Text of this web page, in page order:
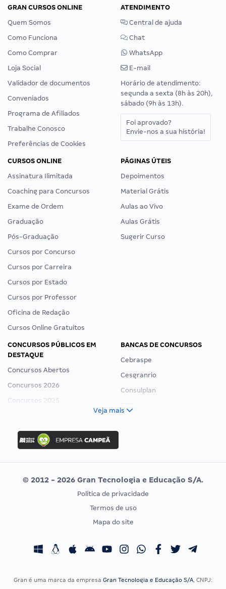
GRAN CURSOS ONLINE
Quem Somos
Como Funciona
Como Comprar
Loja Social
Validador de documentos
Conveniados
Programa de Afiliados
Trabalhe Conosco
Preferências de Cookies
ATENDIMENTO
Central de ajuda
Chat
WhatsApp
E-mail
Horário de atendimento:
segunda a sexta (8h às 20h),
sábado (9h às 13h).
Foi aprovado?
Envie-nos a sua história!
CURSOS ONLINE
Assinatura Ilimitada
Coaching para Concursos
Exame de Ordem
Graduação
Pós-Graduação
Cursos por Concurso
Cursos por Carreira
Cursos por Estado
Cursos por Professor
Oficina de Redação
Cursos Online Gratuitos
PÁGINAS ÚTEIS
Depoimentos
Material Grátis
Aulas ao Vivo
Aulas Grátis
Sugerir Curso
CONCURSOS PÚBLICOS EM
DESTAQUE
Concursos Abertos
Concursos 2026
Concursos 2025
Concurso Ibama
Concurso MPU
Editais publicados
BANCAS DE CONCURSOS
Cebraspe
Cesgranrio
Consulplan
Vunesp
CONCURSOS POR PROFISSÃO
Concursos Fiscais
EXAME DE ORDEM
Calendário OAB
Veja mais
© 2012 - 2026 Gran Tecnologia e Educação S/A.
Política de privacidade
Termos de uso
Mapa do site
Gran é uma marca da empresa Gran Tecnologia e Educação S/A, CNPJ: